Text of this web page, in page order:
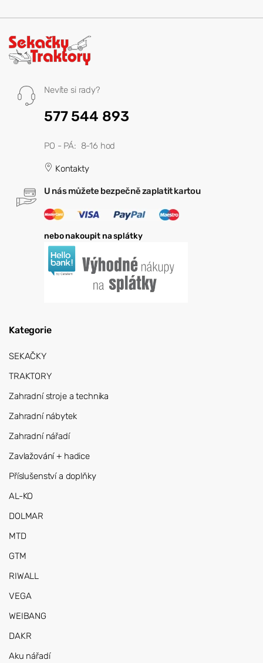
Nevíte si rady?
577 544 893
PO - PÁ: 8-16 hod
Kontakty
U nás můžete bezpečně zaplatit kartou
nebo nakoupit na splátky
Kategorie
SEKAČKY
TRAKTORY
Zahradní stroje a technika
Zahradní nábytek
Zahradní nářadí
Zavlažování + hadice
Příslušenství a doplňky
AL-KO
DOLMAR
MTD
GTM
RIWALL
VEGA
WEIBANG
DAKR
Aku nářadí